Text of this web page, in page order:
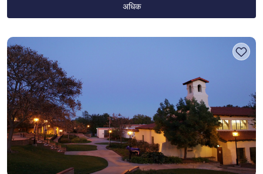
अधिक